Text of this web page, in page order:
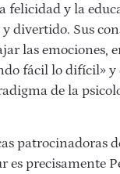
felicidad y la
divertido. Sus
las emociones,
fácil lo difícil» y
de la
patrocinadoras
es precisamente